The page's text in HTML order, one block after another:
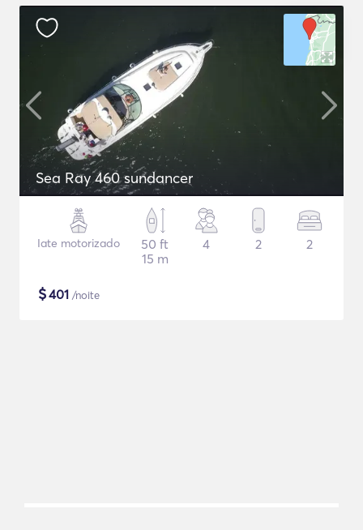
Sea Ray 460 sundancer
Iate motorizado
50 ft
15 m
4 2 2
$401 /noite